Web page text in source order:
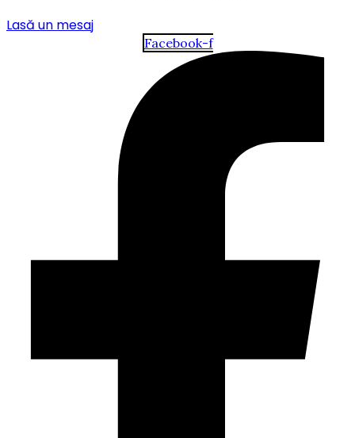
Lasă un mesaj
Facebook-f